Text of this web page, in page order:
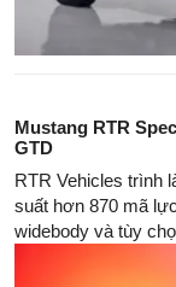
Mustang RTR
GTD
RTR Vehicles trình
suất hơn 870 mã
widebody và tùy